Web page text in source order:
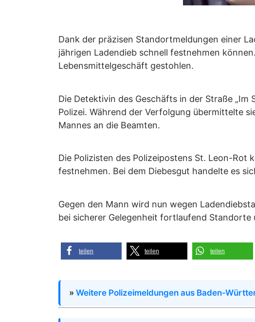
Dank der präzisen Standortmeldungen einer
jährigen Ladendieb schnell festnehmen
Lebensmittelgeschäft gestohlen.
Die Detektivin des Geschäfts in der Straße
Polizei. Während der Verfolgung übermittelte
Mannes an die Beamten.
Die Polizisten des Polizeipostens St. Leon-
festnehmen. Bei dem Diebesgut handelte es
Gegen den Mann wird nun wegen
bei sicherer Gelegenheit fortlaufend
teilen teilen teilen
» Weitere Polizeimeldungen aus Baden-